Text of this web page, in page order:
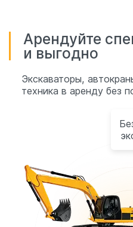
Арендуйте
и выгодно
Экскаваторы,
техника в аренду без